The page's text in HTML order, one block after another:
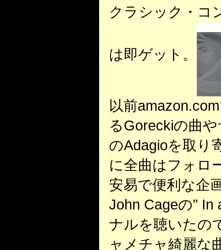
クラシック・コ
は即ゲット。
以前
るGoreckiの曲
のAdagioを取り
に全曲はフォロ
安易で便利な企
John Cageの" In
ナルを聴いたの
ャメチャ綺麗な